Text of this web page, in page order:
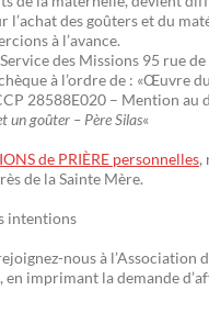
l’achat des goûters et du
à l’avance.
des Missions 95 rue
à l’ordre de : «Œuvre
28588E020 – Mention au
un goûter – Père Silas«
de PRIÈRE personnelles,
de la Sainte Mère.
intentions
nous à l’Association
en imprimant la demande